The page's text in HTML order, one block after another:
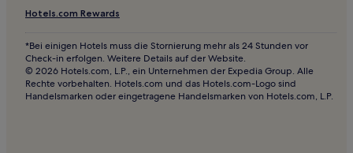
Racale Hotels
Ortelle Hotels
Gallipoli Hotels
Hotels nahe Pali Tower Beach
Hotels nahe Salve-Ruggiano Station
Hotels.com Rewards
*Bei einigen Hotels muss die Stornierung mehr als 24 Stunden vor
Check-in erfolgen. Weitere Details auf der Website.
© 2026 Hotels.com, L.P., ein Unternehmen der Expedia Group. Alle
Rechte vorbehalten. Hotels.com und das Hotels.com-Logo sind
Handelsmarken oder eingetragene Handelsmarken von Hotels.com, L.P.